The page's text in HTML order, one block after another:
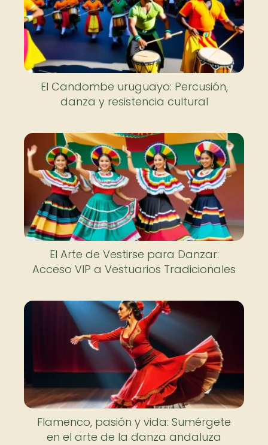
El Candombe uruguayo: Percusión,
danza y resistencia cultural
El Arte de Vestirse para Danzar:
Acceso VIP a Vestuarios Tradicionales
Flamenco, pasión y vida: Sumérgete
en el arte de la danza andaluza